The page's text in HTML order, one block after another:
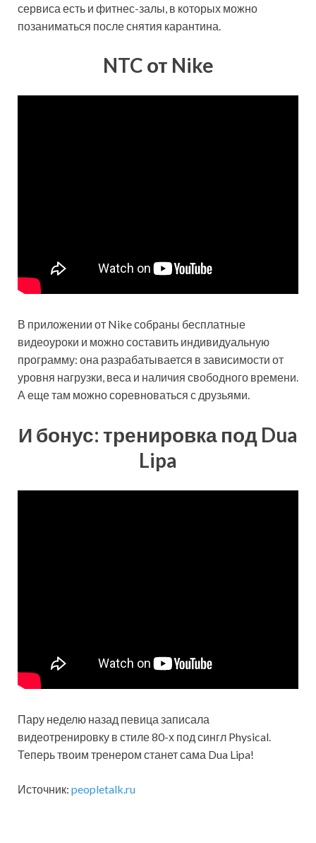
сервиса есть и фитнес-залы, в которых можно
позаниматься после снятия карантина.
NTC от Nike
В приложении от Nike собраны бесплатные
видеоуроки и можно составить индивидуальную
программу: она разрабатывается в зависимости от
уровня нагрузки, веса и наличия свободного времени.
А еще там можно соревноваться с друзьями.
И бонус: тренировка под Dua
Lipa
Пару неделю назад певица записала
видеотренировку в стиле 80-х под сингл Physical.
Теперь твоим тренером станет сама Dua Lipa!
Источник: peopletalk.ru